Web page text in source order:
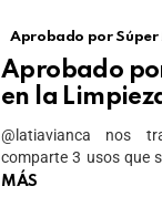
Aprobado por Súper
Aprobado
en la
@latiavianca nos
comparte 3 usos que
MÁS